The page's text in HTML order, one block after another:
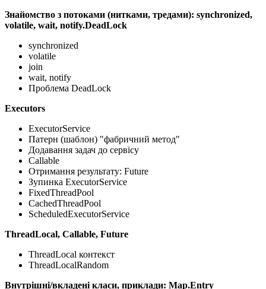
Знайомство з потоками (нитками, тредами): synchronized,
volatile, wait, notify.DeadLock
synchronized
volatile
join
wait, notify
Проблема DeadLock
Executors
ExecutorService
Патерн (шаблон) "фабричний метод"
Додавання задач до сервісу
Callable
Отримання результату: Future
Зупинка ExecutorService
FixedThreadPool
CachedThreadPool
ScheduledExecutorService
ThreadLocal, Callable, Future
ThreadLocal контекст
ThreadLocalRandom
Внутрішні/вкладені класи, приклади: Map.Entry